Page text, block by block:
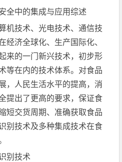
全中的集成与应用综述
机技术、光电技术、通信技
经济全球化、生产国际化、
来的一门新兴技术，初步形
等在内的技术体系。对食品
，人民生活水平的提高，消
提出了更高的要求，保证食
短交货周期、准确获取食品
别技术及多种集成技术在食
别技术